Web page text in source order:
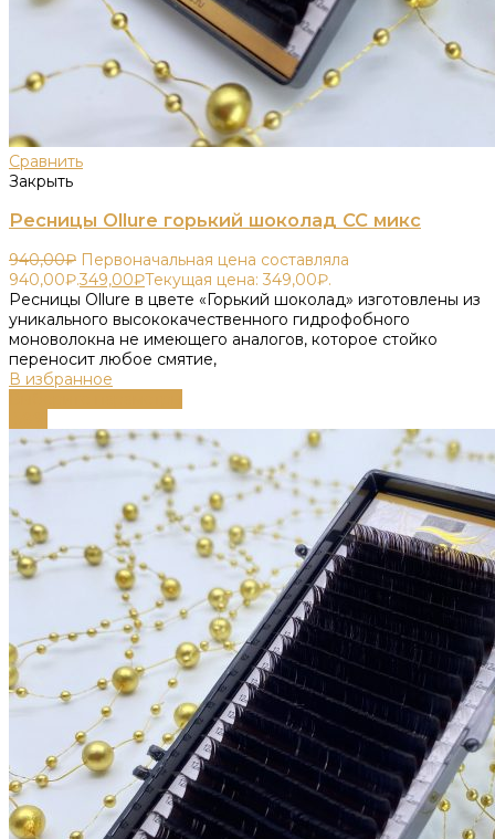
Сравнить
Закрыть
Ресницы Ollure горький шоколад CC микс
940,00₽ Первоначальная цена составляла
940,00₽.349,00₽Текущая цена: 349,00₽.
Ресницы Ollure в цвете «Горький шоколад» изготовлены из
уникального высококачественного гидрофобного
моноволокна не имеющего аналогов, которое стойко
переносит любое смятие,
В избранное